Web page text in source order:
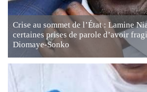
Crise au sommet de l’État : Lamine
certaines prises de parole d’avoir
Diomaye-Sonko